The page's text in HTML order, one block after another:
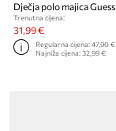
Dječja polo majica Guess
Trenutna cijena:
31,99 €
Regularna cijena:47,90 €
Najniža cijena:32,99 €